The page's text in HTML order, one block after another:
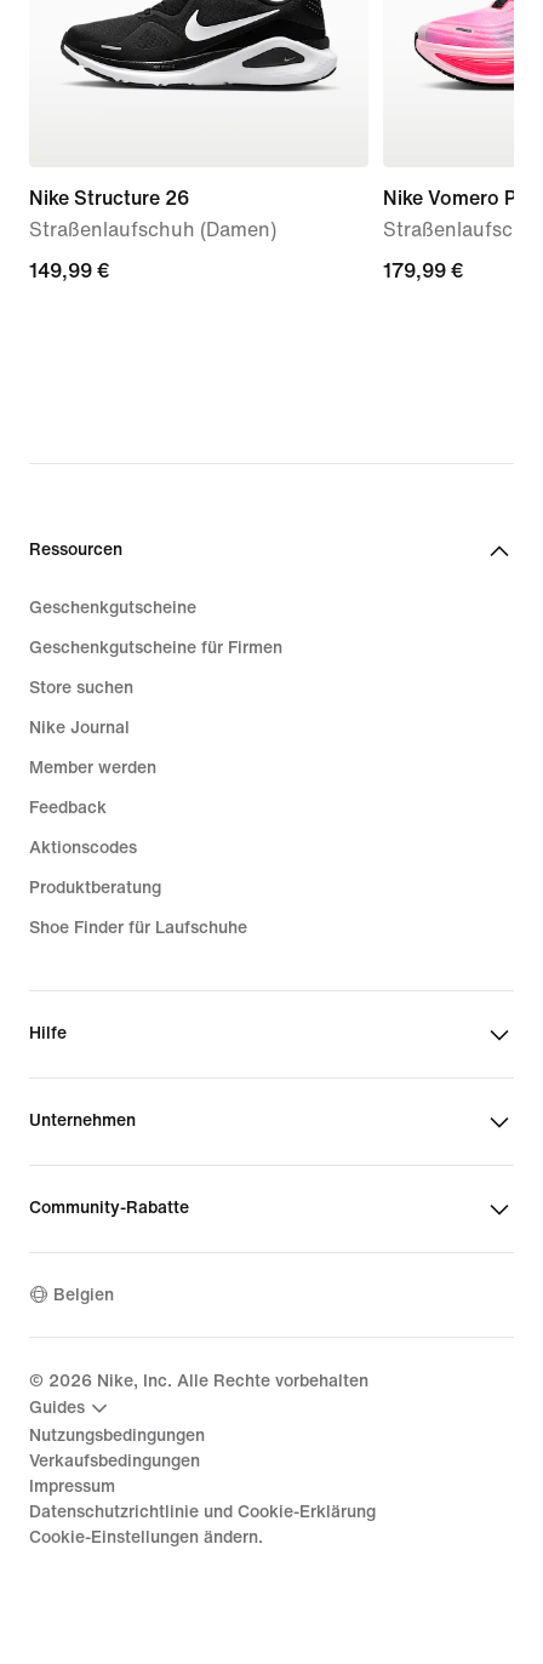
Nike Structure 26
Straßenlaufschuh (Damen)
149,99 €
149,99 €
Nike Vomero Plus
179,99 €
179,99 €
Ressourcen
Geschenkgutscheine
Geschenkgutscheine für Firmen
Store suchen
Nike Journal
Member werden
Feedback
Aktionscodes
Produktberatung
Shoe Finder für Laufschuhe
Hilfe
Unternehmen
Community-Rabatte
Belgien
© 2026 Nike, Inc. Alle Rechte vorbehalten
Guides
Nutzungsbedingungen
Verkaufsbedingungen
Impressum
Datenschutzrichtlinie und Cookie-Erklärung
Cookie-Einstellungen ändern.